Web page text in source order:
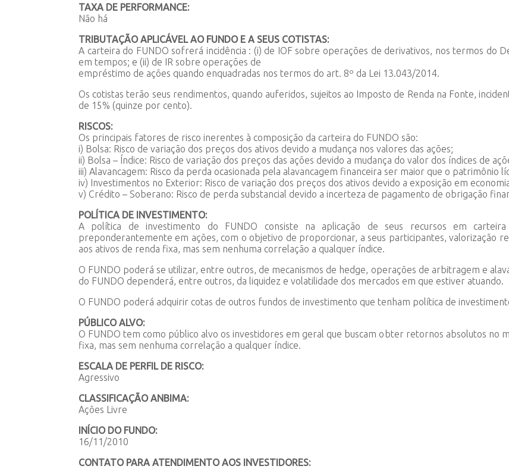
TAXA DE PERFORMANCE:
Não há
TRIBUTAÇÃO APLICÁVEL AO FUNDO E A SEUS COTISTAS:
A carteira do FUNDO sofrerá incidência : (i) de IOF sobre operações de derivativos, nos termos do
em tempos; e (ii) de IR sobre operações de
empréstimo de ações quando enquadradas nos termos do art. 8º da Lei 13.043/2014.
Os cotistas terão seus rendimentos, quando auferidos, sujeitos ao Imposto de Renda na Fonte,
de 15% (quinze por cento).
RISCOS:
Os principais fatores de risco inerentes à composição da carteira do FUNDO são:
i) Bolsa: Risco de variação dos preços dos ativos devido a mudança nos valores das ações;
ii) Bolsa – Índice: Risco de variação dos preços das ações devido a mudança do valor dos índices de
iii) Alavancagem: Risco da perda ocasionada pela alavancagem financeira ser maior que o patrimônio
iv) Investimentos no Exterior: Risco de variação dos preços dos ativos devido a exposição em
v) Crédito – Soberano: Risco de perda substancial devido a incerteza de pagamento de obrigação
POLÍTICA DE INVESTIMENTO:
A política de investimento do FUNDO consiste na aplicação de seus recursos em
preponderantemente em ações, com o objetivo de proporcionar, a seus participantes, valorização
aos ativos de renda fixa, mas sem nenhuma correlação a qualquer índice.
O FUNDO poderá se utilizar, entre outros, de mecanismos de hedge, operações de arbitragem e
do FUNDO dependerá, entre outros, da liquidez e volatilidade dos mercados em que estiver atuando.
O FUNDO poderá adquirir cotas de outros fundos de investimento que tenham política de
PÚBLICO ALVO:
O FUNDO tem como público alvo os investidores em geral que buscam obter retornos absolutos no
fixa, mas sem nenhuma correlação a qualquer índice.
ESCALA DE PERFIL DE RISCO:
Agressivo
CLASSIFICAÇÃO ANBIMA:
Ações Livre
INÍCIO DO FUNDO:
16/11/2010
CONTATO PARA ATENDIMENTO AOS INVESTIDORES: